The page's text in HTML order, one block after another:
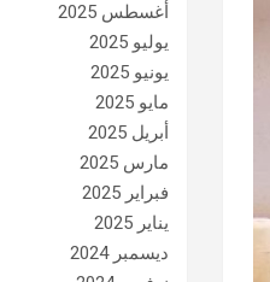
أغسطس 2025
يوليو 2025
يونيو 2025
مايو 2025
أبريل 2025
مارس 2025
فبراير 2025
يناير 2025
ديسمبر 2024